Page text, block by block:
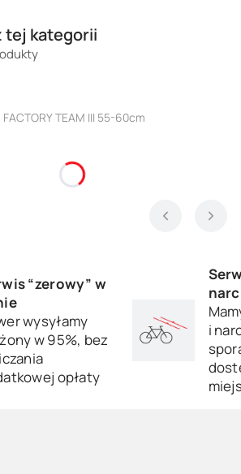
tej kategorii
TEAM III 55-60cm
“zerowy” w
wysyłamy
w 95%, bez
opłaty
i